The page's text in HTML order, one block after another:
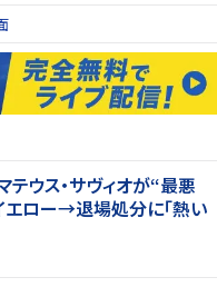
テウス・サヴィオが“最悪
エロー→退場処分に「熱い